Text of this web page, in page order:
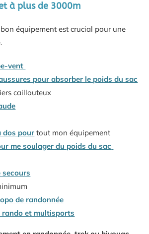
à plus de 3000m
équipement est crucial pour une
vent
pour absorber le poids du sac
caillouteux
dos pour tout mon équipement
me soulager du poids du sac
secours
de randonnée
rando et multisports